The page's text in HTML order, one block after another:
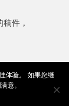
件，
体验。 如果您继
意。